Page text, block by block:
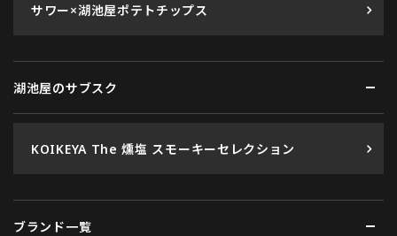
サワー×湖池屋ポテトチップス
湖池屋のサブスク
KOIKEYA The 燻塩 スモーキーセレクション
ブランド一覧